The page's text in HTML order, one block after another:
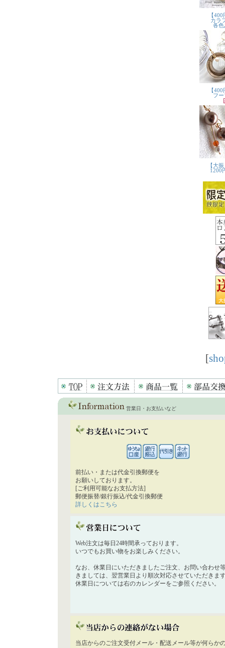
[
営業日・お支払いなど
前払い・または代金引換郵便を
お願いしております。
[ご利用可能なお支払方法]
郵便振替/銀行振込/代金引換郵便
詳しくはこちら
Web注文は毎日24時間承っております。
いつでもお買い物をお楽しみください。
なお、休業日にいただきましたご注文、お問い合わせ
きましては、翌営業日より順次対応させていただきま
休業日については右のカレンダーをご参照ください。
当店からのご注文受付メール・配送メール等が何らか